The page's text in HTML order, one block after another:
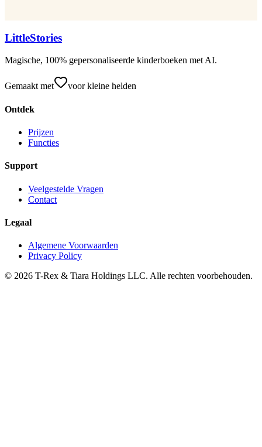
LittleStories
Magische, 100% gepersonaliseerde kinderboeken met AI.
Gemaakt met voor kleine helden
Ontdek
Prijzen
Functies
Support
Veelgestelde Vragen
Contact
Legaal
Algemene Voorwaarden
Privacy Policy
© 2026 T-Rex & Tiara Holdings LLC. Alle rechten voorbehouden.